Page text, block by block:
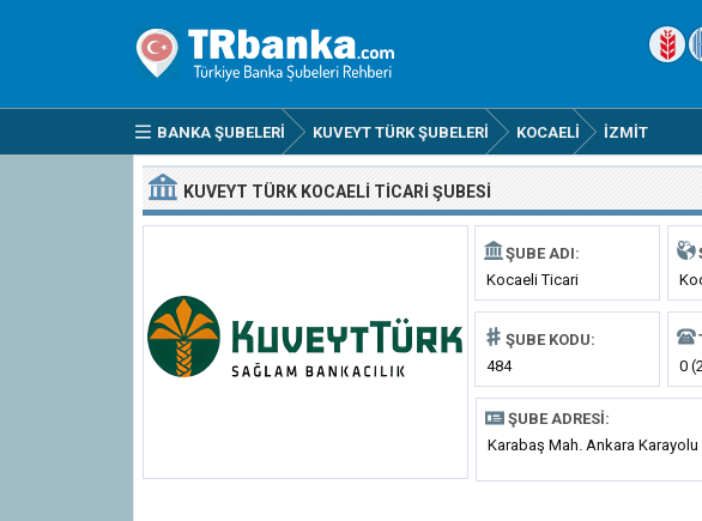
BANKA ŞUBELERI KUVEYT TÜRK ŞUBELERI KOCAELI İZMIT
KUVEYT TÜRK KOCAELI TICARI ŞUBESI
ŞUBE ADI:
Kocaeli Ticari
ŞUBE KODU:
484
0
ŞUBE ADRESI:
Karabaş Mah. Ankara